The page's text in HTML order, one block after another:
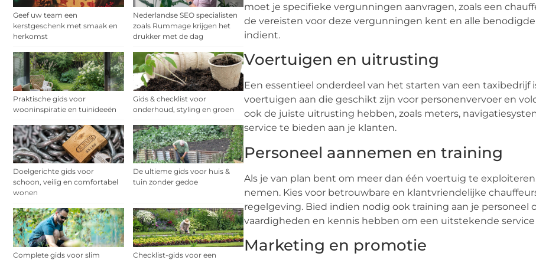
Geef uw team een
kerstgeschenk met smaak en
herkomst
Nederlandse SEO specialisten
zoals Rummage krijgen het
drukker met de dag
Praktische gids voor
wooninspiratie en tuinideeën
Gids & checklist voor
onderhoud, styling en groen
Doelgerichte gids voor
schoon, veilig en comfortabel
wonen
De ultieme gids voor huis &
tuin zonder gedoe
Complete gids voor slim
Checklist-gids voor een
moet je specifieke vergunningen aanvragen, zoals een
de vereisten voor deze vergunningen kent en alle
indient.
Voertuigen en uitrusting
Een essentieel onderdeel van het starten van een
voertuigen aan die geschikt zijn voor personenvervoer en
ook de juiste uitrusting hebben, zoals meters,
service te bieden aan je klanten.
Personeel aannemen en training
Als je van plan bent om meer dan één voertuig te
nemen. Kies voor betrouwbare en klantvriendelijke
regelgeving. Bied indien nodig ook training aan je personeel
vaardigheden en kennis hebben om een uitstekende
Marketing en promotie